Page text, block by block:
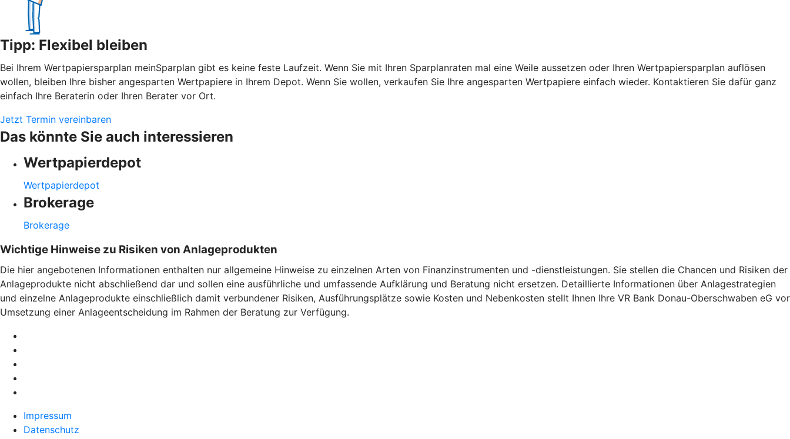
Tipp: Flexibel bleiben
Bei Ihrem Wertpapiersparplan meinSparplan gibt es keine feste Laufzeit. Wenn Sie mit Ihren Sparplanraten mal eine Weile aussetzen oder Ihren Wertpapiersparplan auflösen
wollen, bleiben Ihre bisher angesparten Wertpapiere in Ihrem Depot. Wenn Sie wollen, verkaufen Sie Ihre angesparten Wertpapiere einfach wieder. Kontaktieren Sie dafür ganz
einfach Ihre Beraterin oder Ihren Berater vor Ort.
Jetzt Termin vereinbaren
Das könnte Sie auch interessieren
Wertpapierdepot
Wertpapierdepot
Brokerage
Brokerage
Wichtige Hinweise zu Risiken von Anlageprodukten
Die hier angebotenen Informationen enthalten nur allgemeine Hinweise zu einzelnen Arten von Finanzinstrumenten und -dienstleistungen. Sie stellen die Chancen und Risiken der
Anlageprodukte nicht abschließend dar und sollen eine ausführliche und umfassende Aufklärung und Beratung nicht ersetzen. Detaillierte Informationen über Anlagestrategien
und einzelne Anlageprodukte einschließlich damit verbundener Risiken, Ausführungsplätze sowie Kosten und Nebenkosten stellt Ihnen Ihre VR Bank Donau-Oberschwaben eG vor
Umsetzung einer Anlageentscheidung im Rahmen der Beratung zur Verfügung.
Impressum
Datenschutz